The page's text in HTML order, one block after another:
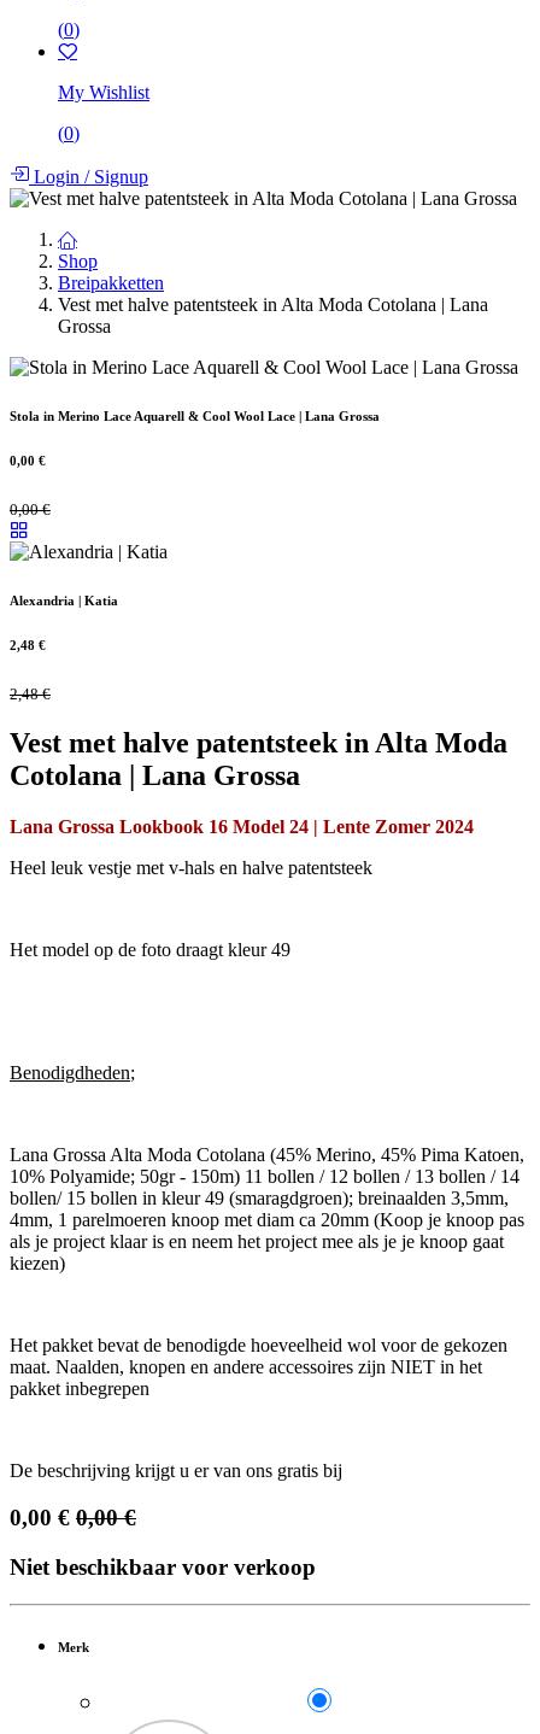
(0)
My Wishlist
(0)
Login /Signup
Shop
Breipakketten
Vest met halve patentsteek in Alta Moda Cotolana | Lana
Grossa
Stola in Merino Lace Aquarell & Cool Wool Lace | Lana Grossa
0,00 €
0,00€
Alexandria | Katia
2,48 €
2,48€
Vest met halve patentsteek in Alta Moda
Cotolana | Lana Grossa
Lana Grossa Lookbook 16 Model 24 | Lente Zomer 2024
Heel leuk vestje met v-hals en halve patentsteek
Het model op de foto draagt kleur 49
Benodigdheden;
Lana Grossa Alta Moda Cotolana (45% Merino, 45% Pima Katoen,
10% Polyamide; 50gr - 150m) 11 bollen / 12 bollen / 13 bollen / 14
bollen/ 15 bollen in kleur 49 (smaragdgroen); breinaalden 3,5mm,
4mm, 1 parelmoeren knoop met diam ca 20mm (Koop je knoop pas
als je project klaar is en neem het project mee als je je knoop gaat
kiezen)
Het pakket bevat de benodigde hoeveelheid wol voor de gekozen
maat. Naalden, knopen en andere accessoires zijn NIET in het
pakket inbegrepen
De beschrijving krijgt u er van ons gratis bij
0,00 € 0,00€
Niet beschikbaar voor verkoop
Merk